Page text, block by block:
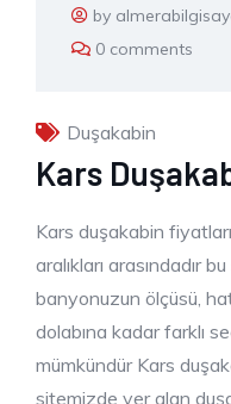
by
0 comments
Duşakabin
Kars
Kars duşakabin
aralıkları arasındadır
banyonuzun ölçüsü,
dolabına kadar farklı
mümkündür Kars
sitemizde yer alan